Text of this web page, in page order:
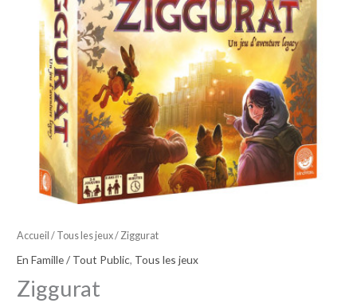
Accueil / Tous les jeux/ Ziggurat
En Famille / Tout Public, Tous les jeux
Ziggurat